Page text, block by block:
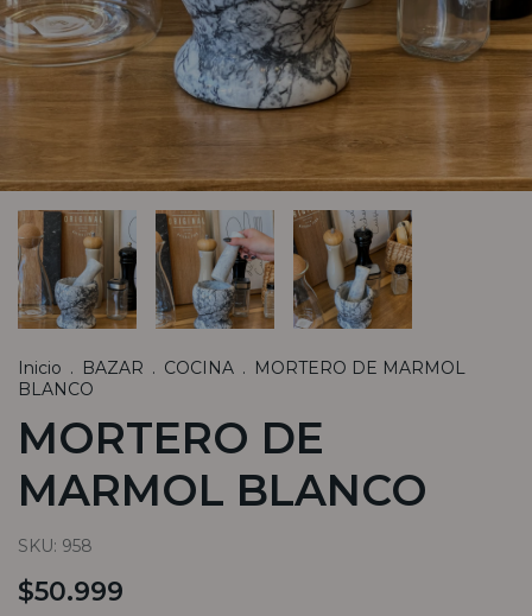
Inicio . BAZAR . COCINA . MORTERO DE MARMOL
BLANCO
MORTERO DE
MARMOL BLANCO
SKU: 958
$50.999